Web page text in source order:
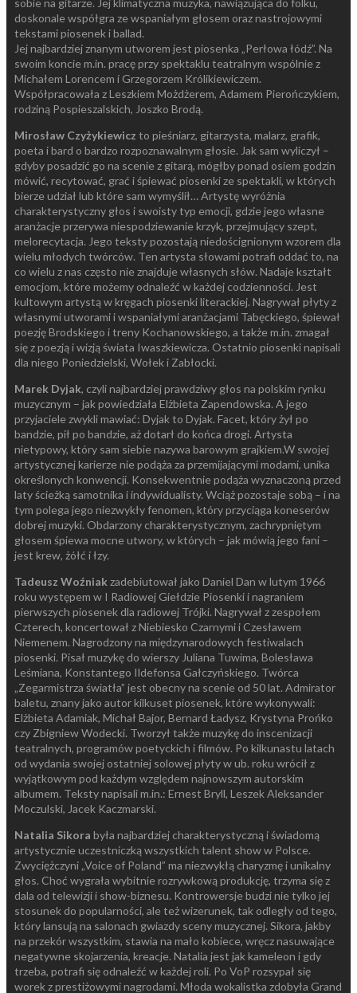
sobie na gitarze. Jej klimatyczna muzyka, nawiązująca do folku,
doskonale współgra ze wspaniałym głosem oraz nastrojowymi
tekstami piosenek i ballad.
Jej najbardziej znanym utworem jest piosenka „Perłowa łódź”. Na
swoim koncie m.in. pracę przy spektaklu teatralnym wspólnie z
Michałem Lorencem i Grzegorzem Królikiewiczem.
Współpracowała z Leszkiem Możdżerem, Adamem Pierończykiem,
rodziną Pospieszalskich, Joszko Brodą.
Mirosław Czyżykiewicz to pieśniarz, gitarzysta, malarz, grafik,
poeta i bard o bardzo rozpoznawalnym głosie. Jak sam wyliczył –
gdyby posadzić go na scenie z gitarą, mógłby ponad osiem godzin
mówić, recytować, grać i śpiewać piosenki ze spektakli, w których
bierze udział lub które sam wymyślił… Artystę wyróżnia
charakterystyczny głos i swoisty typ emocji, gdzie jego własne
aranżacje przerywa niespodziewanie krzyk, przejmujący szept,
melorecytacja. Jego teksty pozostają niedoścignionym wzorem dla
wielu młodych twórców. Ten artysta słowami potrafi oddać to, na
co wielu z nas często nie znajduje własnych słów. Nadaje kształt
emocjom, które możemy odnaleźć w każdej codzienności. Jest
kultowym artystą w kręgach piosenki literackiej. Nagrywał płyty z
własnymi utworami i wspaniałymi aranżacjami Tabęckiego, śpiewał
poezję Brodskiego i treny Kochanowskiego, a także m.in. zmagał
się z poezją i wizją świata Iwaszkiewicza. Ostatnio piosenki napisali
dla niego Poniedzielski, Wołek i Zabłocki.
Marek Dyjak, czyli najbardziej prawdziwy głos na polskim rynku
muzycznym – jak powiedziała Elżbieta Zapendowska. A jego
przyjaciele zwykli mawiać: Dyjak to Dyjak. Facet, który żył po
bandzie, pił po bandzie, aż dotarł do końca drogi. Artysta
nietypowy, który sam siebie nazywa barowym grajkiem.W swojej
artystycznej karierze nie podąża za przemijającymi modami, unika
określonych konwencji. Konsekwentnie podąża wyznaczoną przed
laty ścieżką samotnika i indywidualisty. Wciąż pozostaje sobą – i na
tym polega jego niezwykły fenomen, który przyciąga koneserów
dobrej muzyki. Obdarzony charakterystycznym, zachrypniętym
głosem śpiewa mocne utwory, w których – jak mówią jego fani –
jest krew, żółć i łzy.
Tadeusz Woźniak zadebiutował jako Daniel Dan w lutym 1966
roku występem w I Radiowej Giełdzie Piosenki i nagraniem
pierwszych piosenek dla radiowej Trójki. Nagrywał z zespołem
Czterech, koncertował z Niebiesko Czarnymi i Czesławem
Niemenem. Nagrodzony na międzynarodowych festiwalach
piosenki. Pisał muzykę do wierszy Juliana Tuwima, Bolesława
Leśmiana, Konstantego Ildefonsa Gałczyńskiego. Twórca
„Zegarmistrza światła” jest obecny na scenie od 50 lat. Admirator
baletu, znany jako autor kilkuset piosenek, które wykonywali:
Elżbieta Adamiak, Michał Bajor, Bernard Ładysz, Krystyna Prońko
czy Zbigniew Wodecki. Tworzył także muzykę do inscenizacji
teatralnych, programów poetyckich i filmów. Po kilkunastu latach
od wydania swojej ostatniej solowej płyty w ub. roku wrócił z
wyjątkowym pod każdym względem najnowszym autorskim
albumem. Teksty napisali m.in.: Ernest Bryll, Leszek Aleksander
Moczulski, Jacek Kaczmarski.
Natalia Sikora była najbardziej charakterystyczną i świadomą
artystycznie uczestniczką wszystkich talent show w Polsce.
Zwyciężczyni „Voice of Poland” ma niezwykłą charyzmę i unikalny
głos. Choć wygrała wybitnie rozrywkową produkcję, trzyma się z
dala od telewizji i show-biznesu. Kontrowersje budzi nie tylko jej
stosunek do popularności, ale też wizerunek, tak odległy od tego,
który lansują na salonach gwiazdy sceny muzycznej. Sikora, jakby
na przekór wszystkim, stawia na mało kobiece, wręcz nasuwające
negatywne skojarzenia, kreacje. Natalia jest jak kameleon i gdy
trzeba, potrafi się odnaleźć w każdej roli. Po VoP rozsypał się
worek z prestiżowymi nagrodami. Młoda wokalistka zdobyła Grand